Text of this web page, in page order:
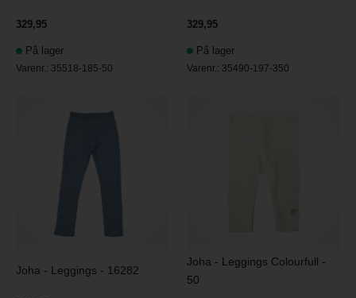
329,95
På lager
Varenr.: 35518-185-50
329,95
På lager
Varenr.: 35490-197-350
Joha - Leggings - 16282
Joha - Leggings Colourfull -
50